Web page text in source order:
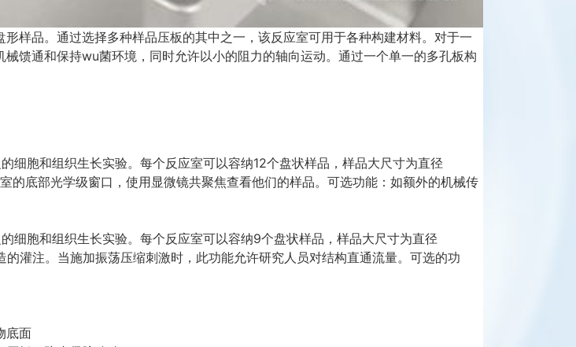
样品。通过选择多种样品压板的其中之一，该反应室可用于各种构建材料。对于一
馈通和保持wu菌环境，同时允许以小的阻力的轴向运动。通过一个单一的多孔板构
细胞和组织生长实验。每个反应室可以容纳12个盘状样品，样品大尺寸为直径
底部光学级窗口，使用显微镜共聚焦查看他们的样品。可选功能：如额外的机械传
细胞和组织生长实验。每个反应室可以容纳9个盘状样品，样品大尺寸为直径
灌注。当施加振荡压缩刺激时，此功能允许研究人员对结构直通流量。可选的功
底面